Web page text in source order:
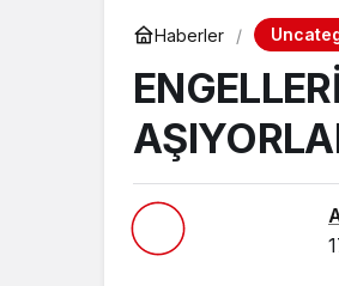
Haberler